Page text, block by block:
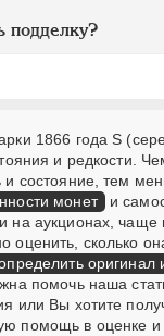
подделку?
1866 года S
и редкости.
и состояние, тем
монет и
на аукционах, чаще
оценить, сколько
оригинал
помочь наша
или Вы хотите
помощь в оценке
1917
1917-1918
1768-1918